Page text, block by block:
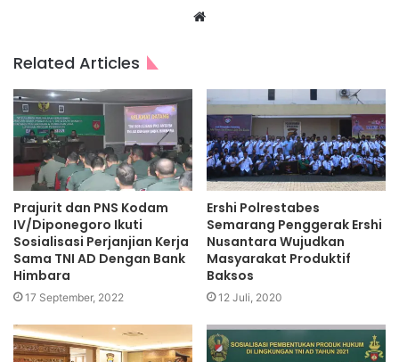
Website
Related Articles
Prajurit dan PNS Kodam
IV/Diponegoro Ikuti
Sosialisasi Perjanjian Kerja
Sama TNI AD Dengan Bank
Himbara
17 September, 2022
Ershi Polrestabes
Semarang Penggerak Ershi
Nusantara Wujudkan
Masyarakat Produktif
Baksos
12 Juli, 2020